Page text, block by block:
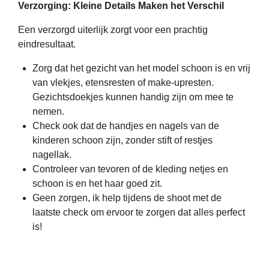
Verzorging: Kleine Details Maken het Verschil
Een verzorgd uiterlijk zorgt voor een prachtig
eindresultaat.
Zorg dat het gezicht van het model schoon is en vrij
van vlekjes, etensresten of make-upresten.
Gezichtsdoekjes kunnen handig zijn om mee te
nemen.
Check ook dat de handjes en nagels van de
kinderen schoon zijn, zonder stift of restjes
nagellak.
Controleer van tevoren of de kleding netjes en
schoon is en het haar goed zit.
Geen zorgen, ik help tijdens de shoot met de
laatste check om ervoor te zorgen dat alles perfect
is!